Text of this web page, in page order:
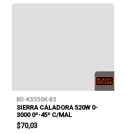
BD-KS550K-B3
SIERRA CALADORA 520W 0-
3000 0º-45º C/MAL
$70,03